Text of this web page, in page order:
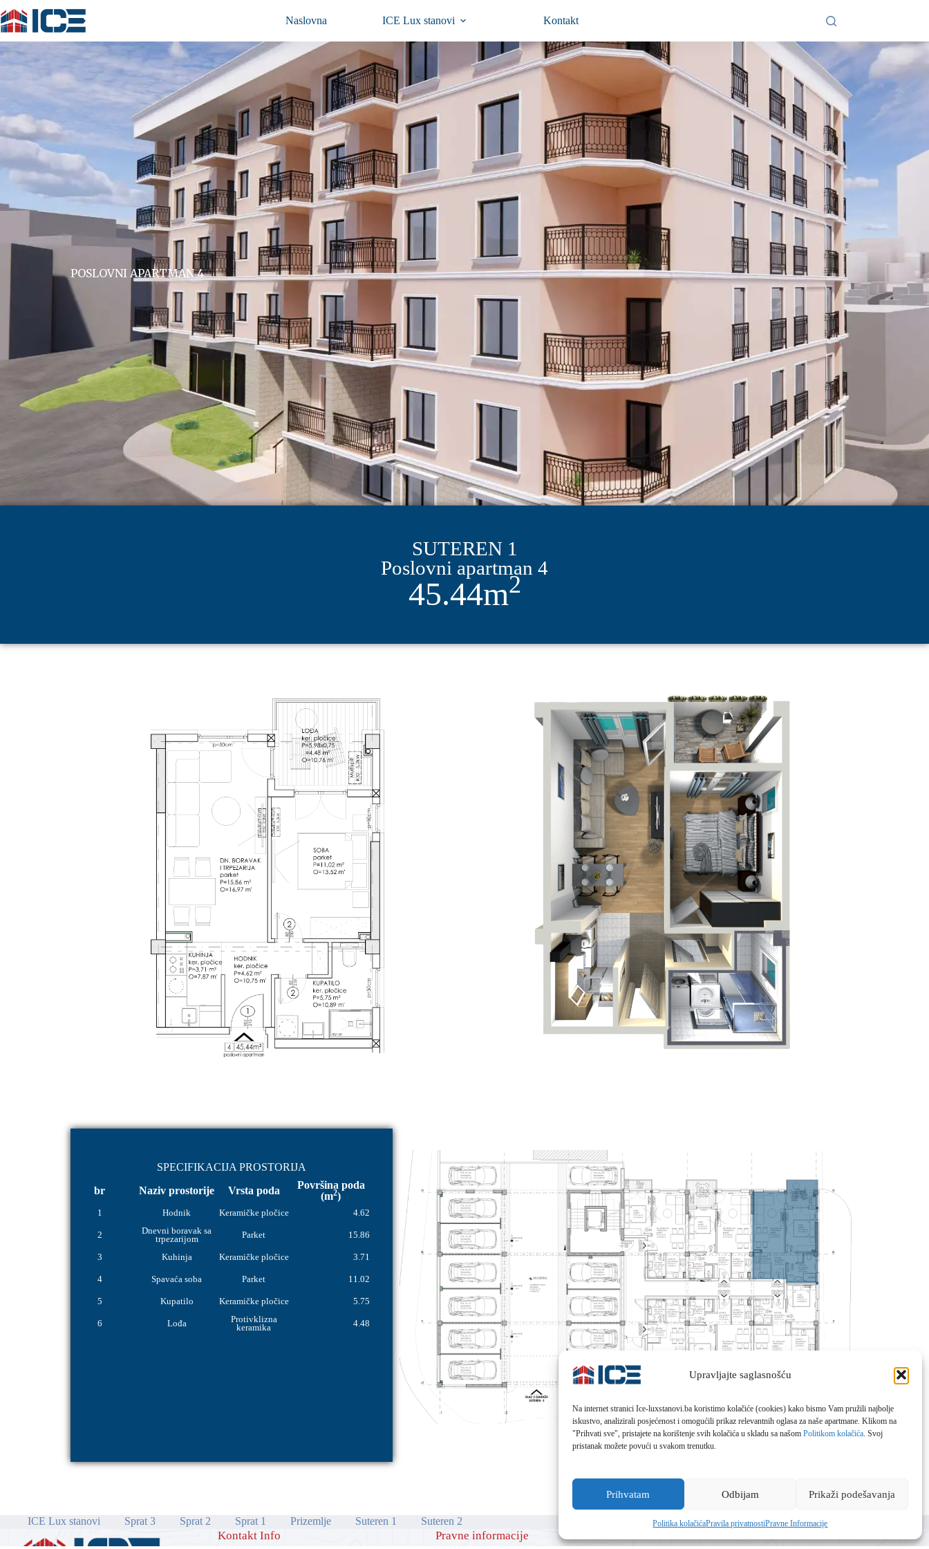
Upravljajte saglasnošću
Na internet stranici Ice-luxstanovi.ba koristimo kolačiće (cookies) kako bismo Vam pružili najbolje
iskustvo, analizirali posjećenost i omogućili prikaz relevantnih oglasa za naše apartmane. Klikom na
"Prihvati sve", pristajete na korištenje svih kolačića u skladu sa našom Politikom kolačića. Svoj
pristanak možete povući u svakom trenutku.
Prihvatam Odbijam Prikaži podešavanja
Politika kolačićaPravila privatnostiPravne Informacije
Naslovna ICE Lux stanovi Kontakt
POSLOVNI APARTMAN 4
SUTEREN 1
Poslovni apartman 4
45.44m2
SPECIFIKACIJA PROSTORIJA
br
Naziv prostorije Vrsta poda
Površina poda
(m2)
1 Hodnik Keramičke pločice 4.62
2
Dnevni boravak sa
trpezarijom
Parket 15.86
3 Kuhinja Keramičke pločice 3.71
4 Spavaća soba Parket 11.02
5 Kupatilo Keramičke pločice 5.75
6 Lođa
Protivklizna
keramika
4.48
ICE Lux stanovi Sprat 3 Sprat 2 Sprat 1 Prizemlje Suteren 1 Suteren 2
Kontakt Info Pravne informacije